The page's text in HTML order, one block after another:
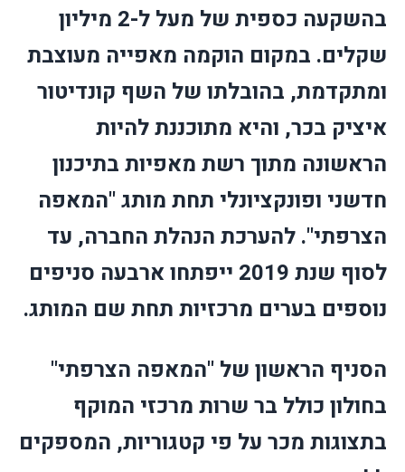
בהשקעה כספית של מעל ל-2 מיליון
שקלים. במקום הוקמה מאפייה מעוצבת
ומתקדמת, בהובלתו של השף קונדיטור
איציק בכר, והיא מתוכננת להיות
הראשונה מתוך רשת מאפיות בתיכנון
חדשני ופונקציונלי תחת מותג "המאפה
הצרפתי". להערכת הנהלת החברה, עד
לסוף שנת 2019 ייפתחו ארבעה סניפים
נוספים בערים מרכזיות תחת שם המותג.
הסניף הראשון של "המאפה הצרפתי"
בחולון כולל בר שרות מרכזי המוקף
בתצוגות מכר על פי קטגוריות, המספקים